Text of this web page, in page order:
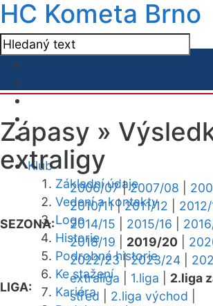
HC Kometa Brno
Klub
Základní údaje
Vedení a kontakty
Logo
Historie
Podrobná historie
Ke stažení
Kariéra
Zápasy »
extraligy
SEZONA:
2006/07|2007/08
2010/11|2011/12 2012/
2014/15
2015/16
2018/19
2019/20
2022/23|2023/24
LIGA:
extraliga 1.liga 2.liga
střed
2.liga východ